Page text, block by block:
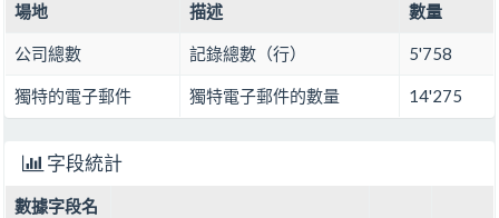
場地 描述 數量
公司總數 記錄總數（行） 5'758
獨特的電子郵件 獨特電子郵件的數量 14'275
字段統計
數據字段名